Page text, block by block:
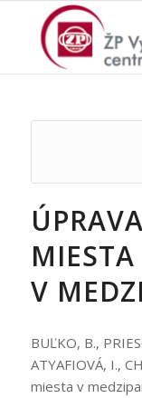
MIESTA
V
BUĽKO, B.,
ATYAFIOVÁ, I.,
miesta v